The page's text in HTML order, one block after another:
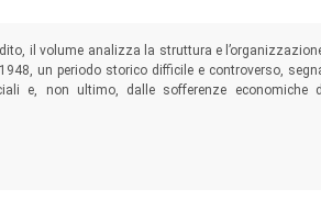
il volume analizza la struttura e
un periodo storico difficile e controverso,
e, non ultimo, dalle sofferenze economiche